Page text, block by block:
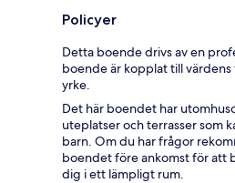
Policyer
Detta boende drivs av en
boende är kopplat till
yrke.
Det här boendet har
uteplatser och terrasser som
barn. Om du har frågor
boendet före ankomst för att
dig i ett lämpligt rum.